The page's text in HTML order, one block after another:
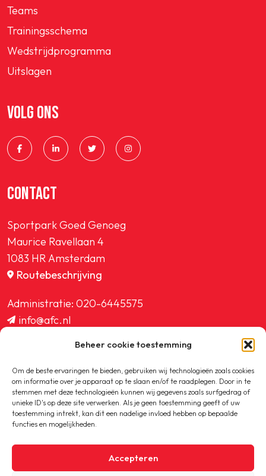
Beheer cookie toestemming
Om de beste ervaringen te bieden, gebruiken wij technologieën zoals cookies
om informatie over je apparaat op te slaan en/of te raadplegen. Door in te
stemmen met deze technologieën kunnen wij gegevens zoals surfgedrag of
unieke ID's op deze site verwerken. Als je geen toestemming geeft of uw
toestemming intrekt, kan dit een nadelige invloed hebben op bepaalde
functies en mogelijkheden.
Accepteren
Teams
Trainingsschema
Wedstrijdprogramma
Uitslagen
VOLG ONS
CONTACT
Sportpark Goed Genoeg
Maurice Ravellaan 4
1083 HR Amsterdam
Routebeschrijving
Administratie: 020-6445575
info@afc.nl
ledenadministratie@afc.nl
Copyright © 2020-2026 AFC